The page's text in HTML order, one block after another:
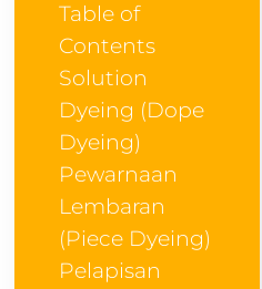
Table of
Contents
Solution
Dyeing (Dope
Dyeing)
Pewarnaan
Lembaran
(Piece Dyeing)
Pelapisan